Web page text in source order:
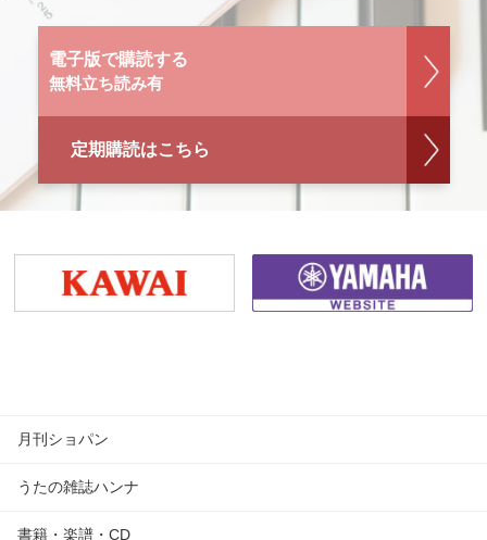
電子版で購読する
無料立ち読み有
定期購読はこちら
月刊ショパン
うたの雑誌ハンナ
書籍・楽譜・CD